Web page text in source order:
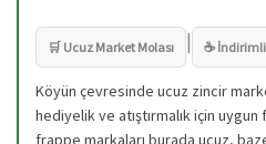
🛒 Ucuz Market Molası | ☕
Köyün çevresinde ucuz zincir
hediyelik ve atıştırmalık için
frappe markaları burada ucuz,